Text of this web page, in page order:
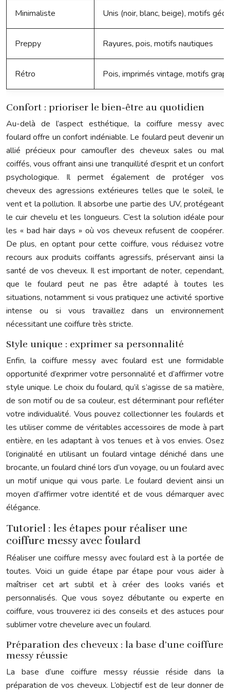
Minimaliste Unis (noir, blanc, beige), motifs
Preppy Rayures, pois, motifs nautiques
Rétro Pois, imprimés vintage, motifs
Confort : prioriser le bien-être au quotidien
Au-delà de l’aspect esthétique, la coiffure messy avec
foulard offre un confort indéniable. Le foulard peut devenir un
allié précieux pour camoufler des cheveux sales ou mal
coiffés, vous offrant ainsi une tranquillité d’esprit et un confort
psychologique. Il permet également de protéger vos
cheveux des agressions extérieures telles que le soleil, le
vent et la pollution. Il absorbe une partie des UV, protégeant
le cuir chevelu et les longueurs. C’est la solution idéale pour
les « bad hair days » où vos cheveux refusent de coopérer.
De plus, en optant pour cette coiffure, vous réduisez votre
recours aux produits coiffants agressifs, préservant ainsi la
santé de vos cheveux. Il est important de noter, cependant,
que le foulard peut ne pas être adapté à toutes les
situations, notamment si vous pratiquez une activité sportive
intense ou si vous travaillez dans un environnement
nécessitant une coiffure très stricte.
Style unique : exprimer sa personnalité
Enfin, la coiffure messy avec foulard est une formidable
opportunité d’exprimer votre personnalité et d’affirmer votre
style unique. Le choix du foulard, qu’il s’agisse de sa matière,
de son motif ou de sa couleur, est déterminant pour refléter
votre individualité. Vous pouvez collectionner les foulards et
les utiliser comme de véritables accessoires de mode à part
entière, en les adaptant à vos tenues et à vos envies. Osez
l’originalité en utilisant un foulard vintage déniché dans une
brocante, un foulard chiné lors d’un voyage, ou un foulard avec
un motif unique qui vous parle. Le foulard devient ainsi un
moyen d’affirmer votre identité et de vous démarquer avec
élégance.
Tutoriel : les étapes pour réaliser une
coiffure messy avec foulard
Réaliser une coiffure messy avec foulard est à la portée de
toutes. Voici un guide étape par étape pour vous aider à
maîtriser cet art subtil et à créer des looks variés et
personnalisés. Que vous soyez débutante ou experte en
coiffure, vous trouverez ici des conseils et des astuces pour
sublimer votre chevelure avec un foulard.
Préparation des cheveux : la base d’une coiffure
messy réussie
La base d’une coiffure messy réussie réside dans la
préparation de vos cheveux. L’objectif est de leur donner de